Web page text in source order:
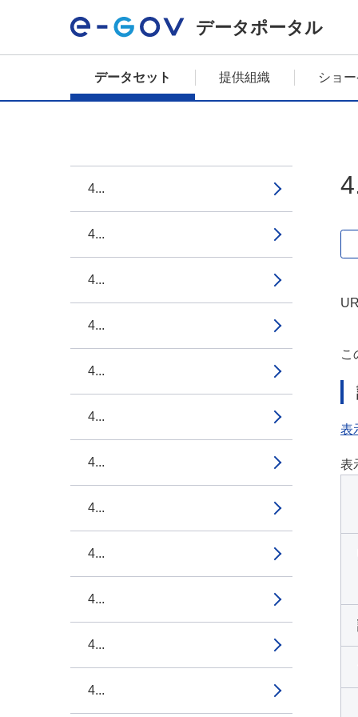
データポータル
データセット 提供組織 ショ
4...
4...
4...
4...
4...
4...
4...
4...
4...
4...
4...
4...
こ
表
表